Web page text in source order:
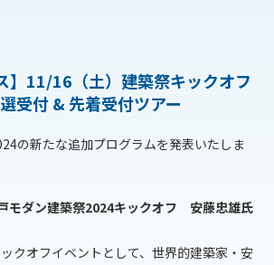
】11/16（土）建築祭キックオフ
受付 & 先着受付ツアー
の新たな追加プログラムを発表いたしま
モダン建築祭2024キックオフ 安藤忠雄氏
クオフイベントとして、世界的建築家・安